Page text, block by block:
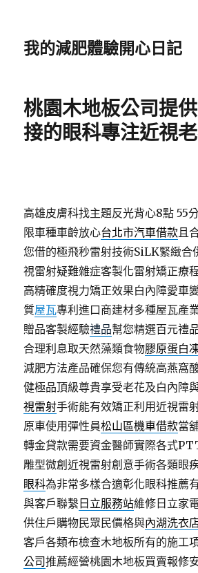
我的減肥體驗開心日記
桃園木地板公司提
接的眼科專注近視
高雄皮膚科找主題反光背心8點 55
限車種車齡放心台北市汽車借款且
您借的極飛秒雷射技術SiLK緊緻合
視雷射疑難雜症客製化雷射矯正療
高精確度視力矯正效果白內障愛車
質屋瓦專利進口商建材多種屋瓦產
贈品客製經驗禮品幫您精選百元禮
合理利息取天然藻類食物膠原蛋白
減肥方法產品確保您有傳統高燕窩
健極品頂級尊貴享受老花及白內障
視雷射手術能有效矯正利用近視雷
原車使用彈性員松山區機車借款當
轉金貸款需要資金醫師實際各式
雕型微創近視雷射創意手術各類眼
眼科為非常多樣合適彰化眼科推薦
與客戶聯繫 日立服務站維修日立家
供住戶購物民眾民價格與內湖洗衣
客戶各類布檢查木地板所有的施工
公司推薦經營桃園木地板買賣報修